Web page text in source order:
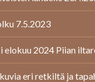
7.5.2023
elokuu 2024 Piian
eri retkiltä ja